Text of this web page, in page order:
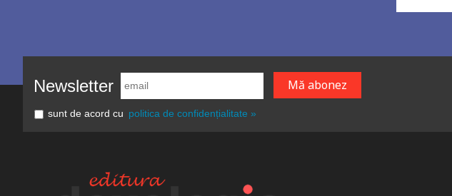
Newsletter
sunt de acord cu politica de confidențialitate »